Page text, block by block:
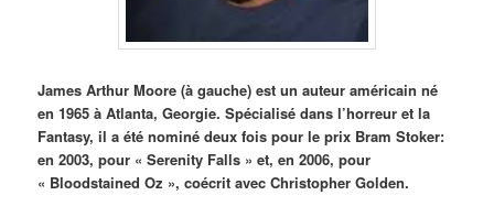
James Arthur Moore (à gauche) est un auteur américain né
en 1965 à Atlanta, Georgie. Spécialisé dans l’horreur et la
Fantasy, il a été nominé deux fois pour le prix Bram Stoker:
en 2003, pour « Serenity Falls » et, en 2006, pour
« Bloodstained Oz », coécrit avec Christopher Golden.